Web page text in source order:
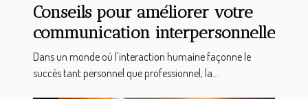
Conseils pour améliorer votre
communication interpersonnelle
Dans un monde où l'interaction humaine façonne le
succès tant personnel que professionnel, la...